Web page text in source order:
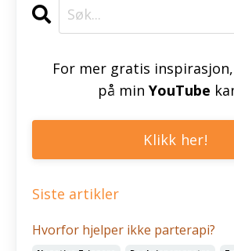
For mer gratis
på min YouTube
Klikk her!
Siste artikler
Hvorfor hjelper ikke parterapi?